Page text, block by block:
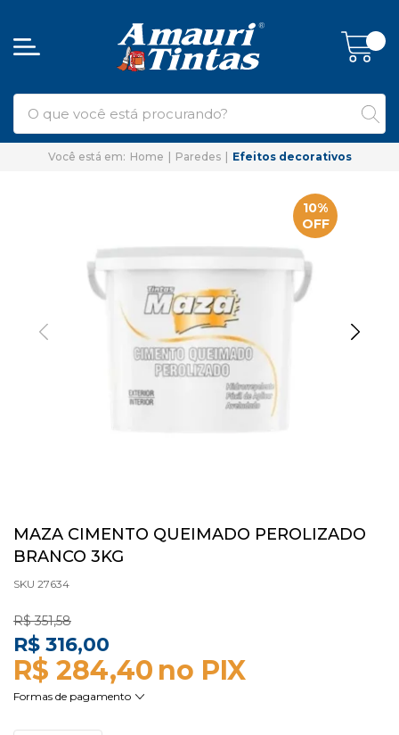
Home Paredes Efeitos decorativos
10%
OFF
MAZA CIMENTO QUEIMADO PEROLIZADO
BRANCO 3KG
SKU 27634
R$ 351,58
R$ 316,00
R$ 284,40